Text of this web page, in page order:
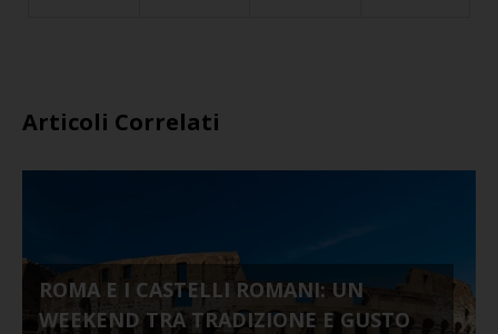
Articoli Correlati
ROMA E I CASTELLI ROMANI: UN
WEEKEND TRA TRADIZIONE E GUSTO